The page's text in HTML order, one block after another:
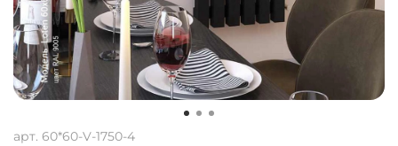
арт. 60*60-V-1750-4